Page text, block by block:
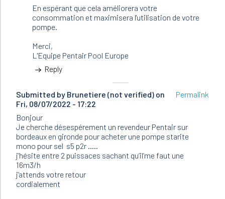
En espérant que cela améliorera votre
consommation et maximisera l'utilisation de votre
pompe.
Merci,
L'Equipe Pentair Pool Europe
Reply
Submitted by Brunetiere (not verified) on
Fri, 08/07/2022 - 17:22
Permalink
Bonjour
Je cherche désespérement un revendeur Pentair sur
bordeaux en gironde pour acheter une pompe starite
mono pour sel s5 p2r …..
j’hésite entre 2 puissaces sachant qu’il’me faut une
16m3/h
j’attends votre retour
cordialement